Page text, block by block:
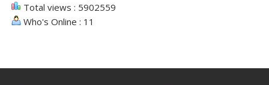
Total views : 5902559
Who's Online : 11